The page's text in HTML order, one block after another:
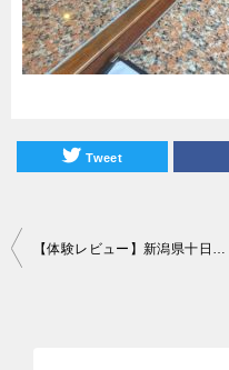
Tweet
投